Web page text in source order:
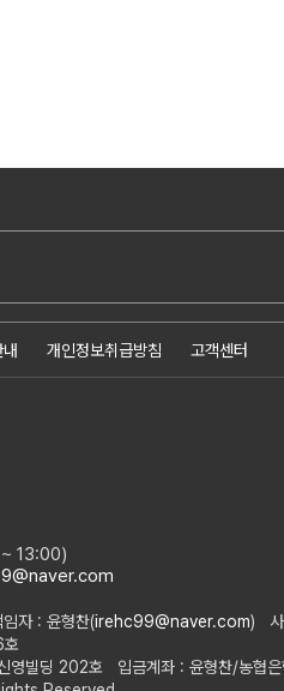
개인정보취급방침 고객센터
13:00)
자 : 윤형찬(irehc99@naver.com) 사
신영빌딩 202호 입금계좌 : 윤형찬/